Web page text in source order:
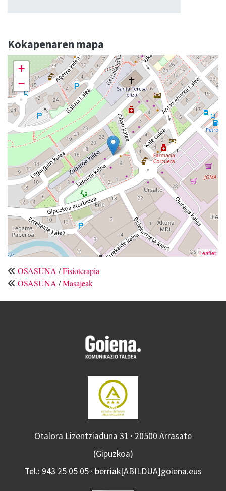
Kokapenaren mapa
+
−
Leaflet
OSASUNA /Fisioterapia
OSASUNA /Masajeak
Otalora Lizentziaduna 31 · 20500 Arrasate
(Gipuzkoa)
Tel.: 943 25 05 05 · berriak[ABILDUA]goiena.eus